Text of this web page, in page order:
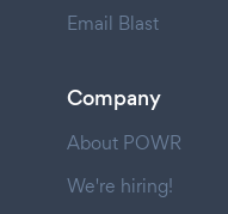
Email Blast
Company
About POWR
We're hiring!